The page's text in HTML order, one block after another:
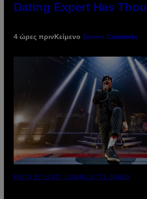
Dating Expert Has
4 ώρες πρινΚείμενο Sammi Caramela
PHOTO BY SCOTT LEGATO/GETTY IMAGES